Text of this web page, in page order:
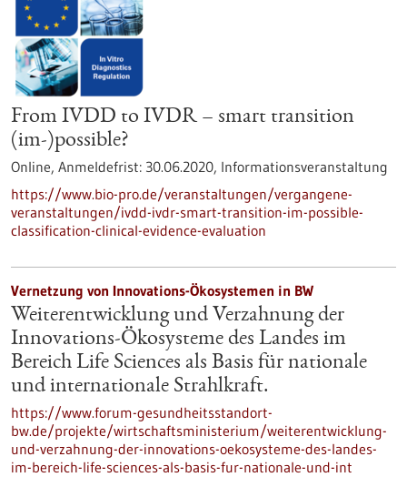
From IVDD to IVDR – smart transition
(im-)possible?
Online, Anmeldefrist: 30.06.2020, Informationsveranstaltung
https://www.bio-pro.de/veranstaltungen/vergangene-
veranstaltungen/ivdd-ivdr-smart-transition-im-possible-
classification-clinical-evidence-evaluation
Vernetzung von Innovations-Ökosystemen in BW
Weiterentwicklung und Verzahnung der
Innovations-Ökosysteme des Landes im
Bereich Life Sciences als Basis für nationale
und internationale Strahlkraft.
https://www.forum-gesundheitsstandort-
bw.de/projekte/wirtschaftsministerium/weiterentwicklung-
und-verzahnung-der-innovations-oekosysteme-des-landes-
im-bereich-life-sciences-als-basis-fur-nationale-und-int